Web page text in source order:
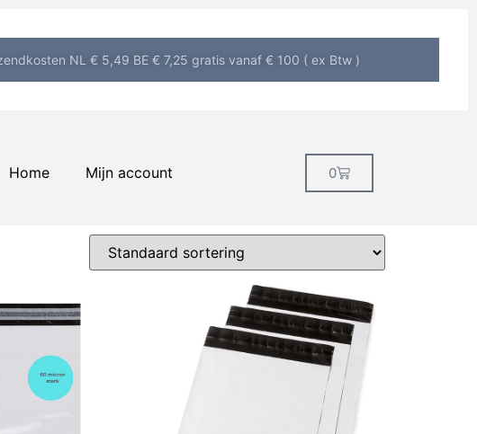
NL € 5,49 BE € 7,25 gratis vanaf € 100 ( ex Btw )
Home Mijn account 0